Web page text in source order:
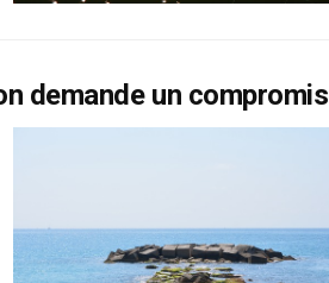
demande un compromis